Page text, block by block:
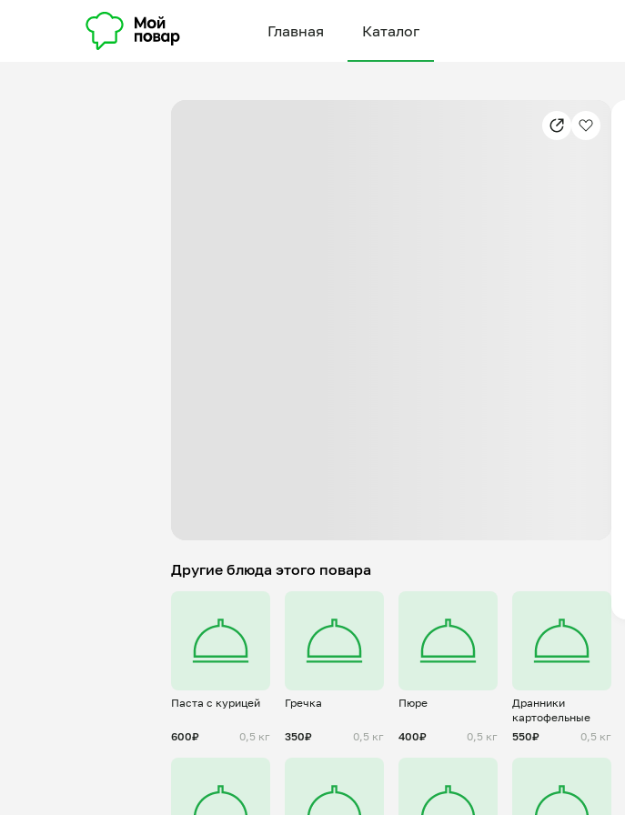
Главная Каталог
Другие блюда этого повара
Паста с курицей
600₽ 0,5 кг
Гречка
350₽ 0,5 кг
Пюре
400₽ 0,5 кг
Дранники
картофельные
550₽
0,5 кг